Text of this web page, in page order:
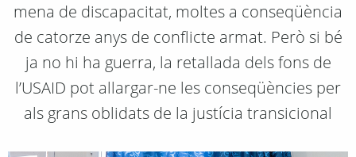
mena de discapacitat, moltes a conseqüència
de catorze anys de conflicte armat. Però si bé
ja no hi ha guerra, la retallada dels fons de
l’USAID pot allargar-ne les conseqüències per
als grans oblidats de la justícia transicional